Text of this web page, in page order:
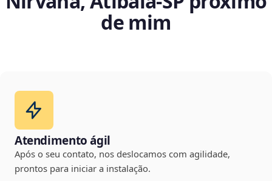
de mim
Atendimento ágil
Após o seu contato, nos deslocamos com agilidade,
prontos para iniciar a instalação.